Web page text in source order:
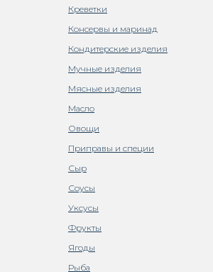
Креветки
Консервы и маринад
Кондитерские изделия
Мучные изделия
Мясные изделия
Масло
Овощи
Приправы и специи
Сыр
Соусы
Уксусы
Фрукты
Ягоды
Рыба